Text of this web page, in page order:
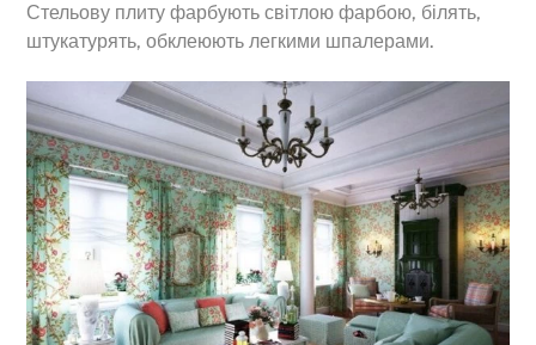
Стельову плиту фарбують світлою фарбою, білять,
штукатурять, обклеюють легкими шпалерами.